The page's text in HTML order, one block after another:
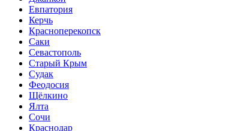
Евпатория
Керчь
Красноперекопск
Саки
Севастополь
Старый Крым
Судак
Феодосия
Щёлкино
Ялта
Сочи
Краснодар